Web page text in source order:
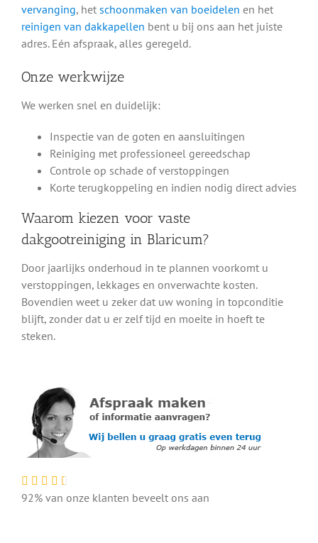
vervanging, het schoonmaken van boeidelen en het
reinigen van dakkapellen bent u bij ons aan het juiste
adres. Eén afspraak, alles geregeld.
Onze werkwijze
We werken snel en duidelijk:
Inspectie van de goten en aansluitingen
Reiniging met professioneel gereedschap
Controle op schade of verstoppingen
Korte terugkoppeling en indien nodig direct advies
Waarom kiezen voor vaste
dakgootreiniging in Blaricum?
Door jaarlijks onderhoud in te plannen voorkomt u
verstoppingen, lekkages en onverwachte kosten.
Bovendien weet u zeker dat uw woning in topconditie
blijft, zonder dat u er zelf tijd en moeite in hoeft te
steken.
92% van onze klanten beveelt ons aan